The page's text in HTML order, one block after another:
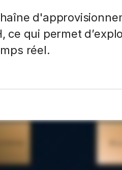
qui permet
réel.